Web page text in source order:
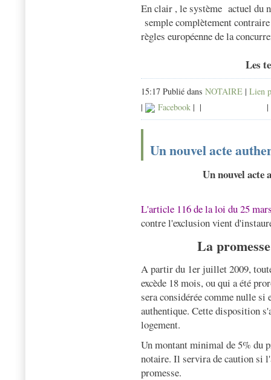
En clair , le système actuel du
semple complètement
règles européenne de la
Les
15:17 Publié dans NOTAIRE | Lien
|
Facebook | | |
Un nouvel acte
Un nouvel acte
L'article 116 de la loi du 25
contre l'exclusion vient
La
A partir du 1er juillet 2009,
excède 18 mois, ou qui a été
sera considérée comme nulle si
authentique. Cette disposition
logement.
Un montant minimal de 5% du
notaire. Il servira de caution si
promesse.